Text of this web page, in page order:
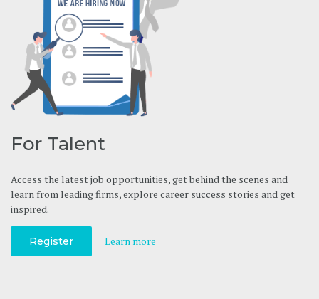
For Talent
Access the latest job opportunities, get behind the scenes and
learn from leading firms, explore career success stories and get
inspired.
Register Learn more